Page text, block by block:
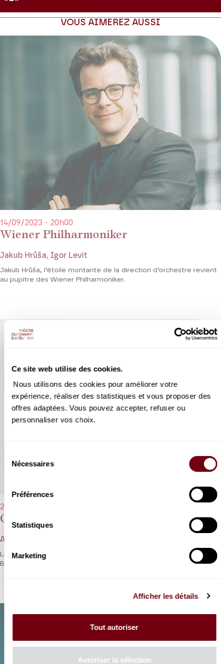
Ce site web utilise des cookies.
Nous utilisons des cookies pour améliorer votre
expérience, réaliser des statistiques et vous proposer des
offres adaptées. Vous pouvez accepter, refuser ou
personnaliser vos choix.
Nécessaires
Préférences
Statistiques
Marketing
Afficher les détails
Tout autoriser
Autoriser la sélection
que la mode était déjà tournée vers des formes de « musiques à
programmes » prisées des romantiques tardifs. Depuis, les quatre
composa font partie des pièces les plus jouées dans le monde. Et
quand on sait le lien si particulier qu’Hélène Grimaud entretient
depuis longtemps avec Brahms, on se régale à l’avance de la
retrouver dans ce répertoire.
Production Théâtre des Champs-Elysées
VOUS AIMEREZ AUSSI
Wiener Philharmoniker
14/09/2023 - 20h00
Jakub Hrůša, Igor Levit
Jakub Hrůša, l’étoile montante de la direction d’orchestre revient
au pupitre des Wiener Philharmoniker.
Orchestre de chambre de Paris
29/11/2023 - 20h00
Antje Weithaas
La violoniste et chef Antje Weithaas chez Haydn, Hartmann et
Brahms : du tragique à la félicité.